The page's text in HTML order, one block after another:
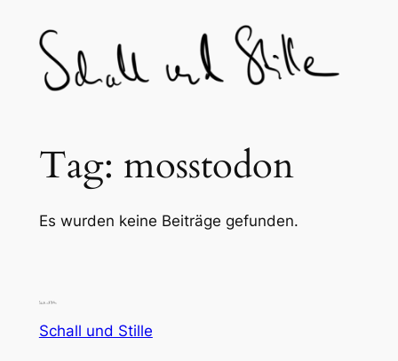
content
Tag: mosstodon
Es wurden keine Beiträge gefunden.
Schall und Stille